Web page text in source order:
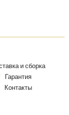
и сборка
Гарантия
Контакты